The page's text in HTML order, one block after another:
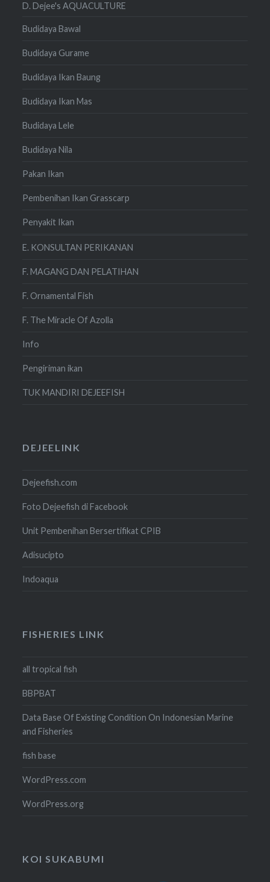
D. Dejee's AQUACULTURE
Budidaya Bawal
Budidaya Gurame
Budidaya Ikan Baung
Budidaya Ikan Mas
Budidaya Lele
Budidaya Nila
Pakan Ikan
Pembenihan Ikan Grasscarp
Penyakit Ikan
E. KONSULTAN PERIKANAN
F. MAGANG DAN PELATIHAN
F. Ornamental Fish
F. The Miracle Of Azolla
Info
Pengiriman ikan
TUK MANDIRI DEJEEFISH
DEJEELINK
Dejeefish.com
Foto Dejeefish di Facebook
Unit Pembenihan Bersertifikat CPIB
Adisucipto
Indoaqua
FISHERIES LINK
all tropical fish
BBPBAT
Data Base Of Existing Condition On Indonesian Marine
and Fisheries
fish base
WordPress.com
WordPress.org
KOI SUKABUMI